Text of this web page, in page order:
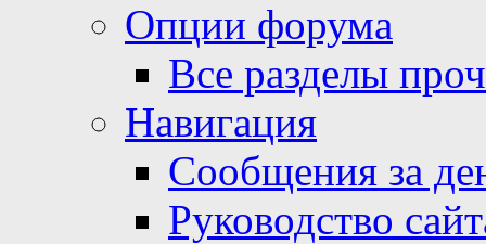
Опции форума
Все разделы
Навигация
Сообщения за
Руководство